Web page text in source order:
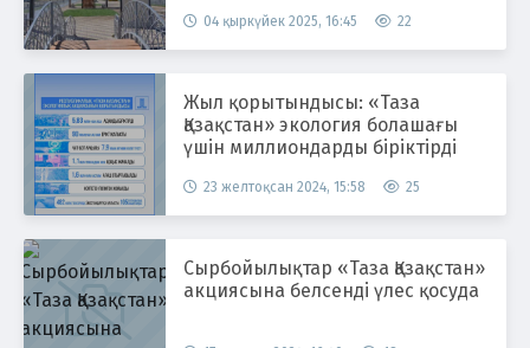
04 қыркүйек 2025, 16:45 22
Жыл қорытындысы: «Таза
Қазақстан» экология болашағы
үшін миллиондарды біріктірді
23 желтоқсан 2024, 15:58 25
Сырбойылықтар «Таза Қазақстан»
акциясына белсенді үлес қосуда